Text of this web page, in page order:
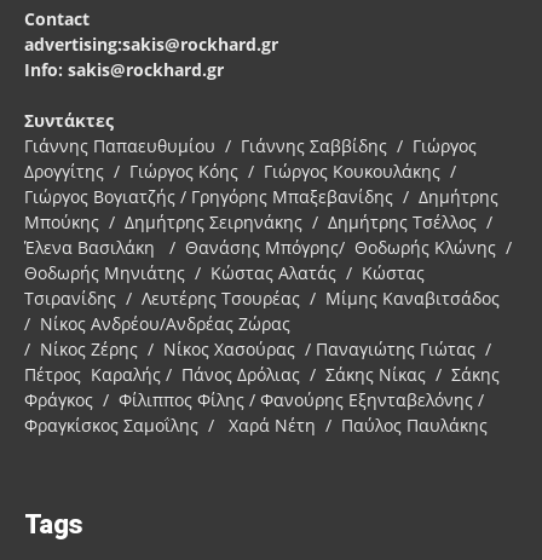
Contact
advertising:sakis@rockhard.gr
Info: sakis@rockhard.gr
Συντάκτες
Γιάννης Παπαευθυμίου / Γιάννης Σαββίδης / Γιώργος
Δρογγίτης / Γιώργος Κόης / Γιώργος Κουκουλάκης /
Γιώργος Βογιατζής / Γρηγόρης Μπαξεβανίδης / Δημήτρης
Μπούκης / Δημήτρης Σειρηνάκης / Δημήτρης Τσέλλος /
Έλενα Βασιλάκη / Θανάσης Μπόγρης/ Θοδωρής Κλώνης /
Θοδωρής Μηνιάτης / Κώστας Αλατάς / Κώστας
Τσιρανίδης / Λευτέρης Τσουρέας / Μίμης Καναβιτσάδος
/ Νίκος Ανδρέου/Ανδρέας Ζώρας
/ Νίκος Ζέρης / Νίκος Χασούρας / Παναγιώτης Γιώτας /
Πέτρος Καραλής / Πάνος Δρόλιας / Σάκης Νίκας / Σάκης
Φράγκος / Φίλιππος Φίλης / Φανούρης Εξηνταβελόνης /
Φραγκίσκος Σαμοΐλης / Χαρά Νέτη / Παύλος Παυλάκης
Tags